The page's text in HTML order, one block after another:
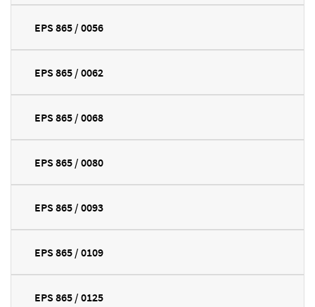
EPS 865 / 0056
EPS 865 / 0062
EPS 865 / 0068
EPS 865 / 0080
EPS 865 / 0093
EPS 865 / 0109
EPS 865 / 0125